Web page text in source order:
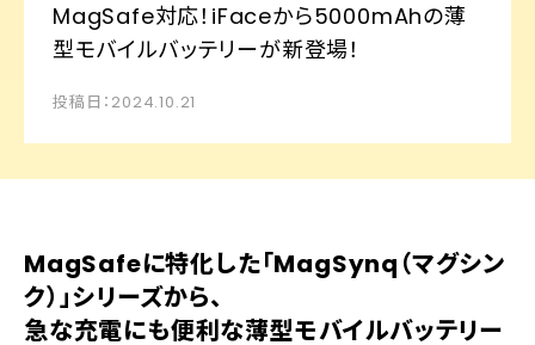
MagSafe対応！iFaceから5000mAhの薄
型モバイルバッテリーが新登場！
投稿日：2024.10.21
MagSafeに特化した「MagSynq（マグシン
ク）」シリーズから、
急な充電にも便利な薄型モバイルバッテリー